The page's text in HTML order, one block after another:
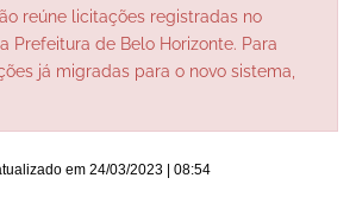
reúne licitações registradas no
Prefeitura de Belo Horizonte. Para
já migradas para o novo sistema,
em 24/03/2023 | 08:54